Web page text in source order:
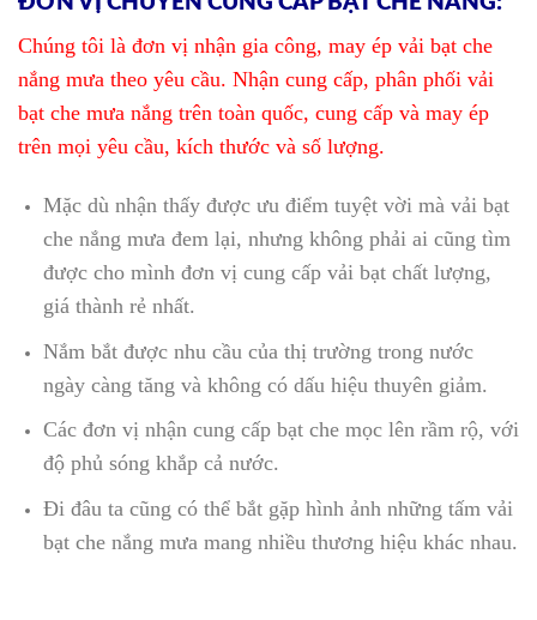
Chúng tôi là đơn vị nhận gia công, may ép vải bạt che
nắng mưa theo yêu cầu. Nhận cung cấp, phân phối vải
bạt che mưa nắng trên toàn quốc, cung cấp và may ép
trên mọi yêu cầu, kích thước và số lượng.
Mặc dù nhận thấy được ưu điểm tuyệt vời mà vải bạt
che nắng mưa đem lại, nhưng không phải ai cũng tìm
được cho mình đơn vị cung cấp vải bạt chất lượng,
giá thành rẻ nhất.
Nắm bắt được nhu cầu của thị trường trong nước
ngày càng tăng và không có dấu hiệu thuyên giảm.
Các đơn vị nhận cung cấp bạt che mọc lên rầm rộ, với
độ phủ sóng khắp cả nước.
Đi đâu ta cũng có thể bắt gặp hình ảnh những tấm vải
bạt che nắng mưa mang nhiều thương hiệu khác nhau.